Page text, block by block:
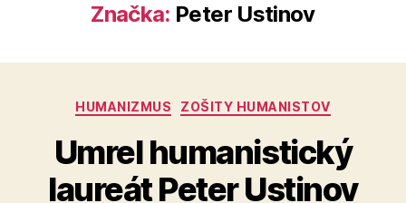
Značka: Peter Ustinov
Kategórie
HUMANIZMUS ZOŠITY HUMANISTOV
Umrel humanistický
laureát Peter Ustinov